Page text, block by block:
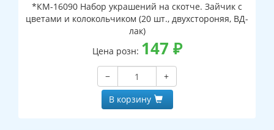
*КМ-16090 Набор украшений на скотче. Зайчик с
цветами и колокольчиком (20 шт., двухстороняя, ВД-
лак)
Цена розн: 147 ₽
−
+
В корзину